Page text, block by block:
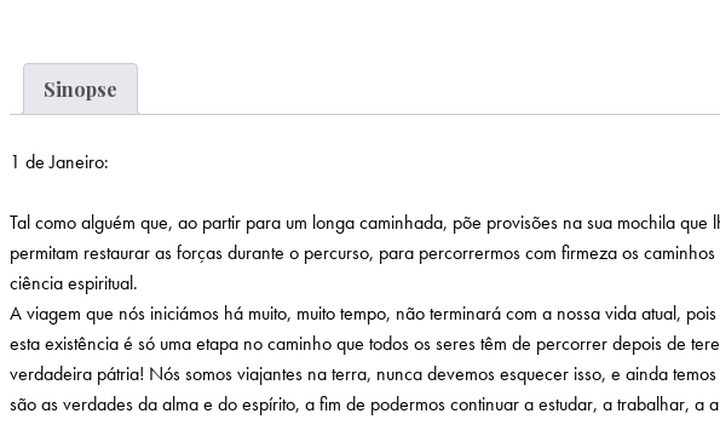
Sinopse
1 de Janeiro:
Tal como alguém que, ao partir para um longa caminhada, põe provisões na sua mochila que
permitam restaurar as forças durante o percurso, para percorrermos com firmeza os
ciência espiritual.
A viagem que nós iniciámos há muito, muito tempo, não terminará com a nossa vida atual, pois
esta existência é só uma etapa no caminho que todos os seres têm de percorrer depois de
verdadeira pátria! Nós somos viajantes na terra, nunca devemos esquecer isso, e ainda
são as verdades da alma e do espírito, a fim de podermos continuar a estudar, a trabalhar, a